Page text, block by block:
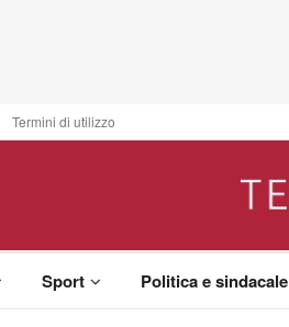
Termini di utilizzo
Sport Politica e sindacale